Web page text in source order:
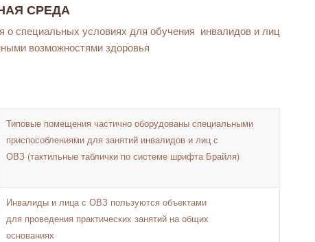
СРЕДА
о специальных условиях для обучения инвалидов и лиц
возможностями здоровья
Типовые помещения частично оборудованы специальными
приспособлениями для занятий инвалидов и лиц с
ОВЗ (тактильные таблички по системе шрифта Брайля)
Инвалиды и лица с ОВЗ пользуются объектами
для проведения практических занятий на общих
основаниях